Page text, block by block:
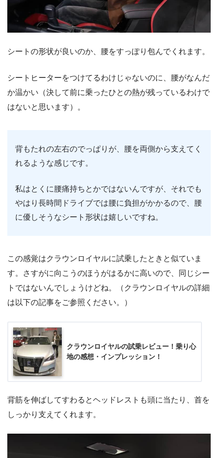
シートの形状が良いのか、腰をすっぽり包んでくれます。
シートヒーターをつけてるわけじゃないのに、腰がなんだ
か温かい（決して前に乗ったひとの熱が残っているわけで
はないと思います）。
背もたれの左右のでっぱりが、腰を両側から支えてく
れるような感じです。
私はとくに腰痛持ちとかではないんですが、それでも
やはり長時間ドライブでは腰に負担がかかるので、腰
に優しそうなシート形状は嬉しいですね。
この感覚はクラウンロイヤルに試乗したときと似ていま
す。さすがに向こうのほうがはるかに高いので、同じシー
トではないんでしょうけどね。（クラウンロイヤルの詳細
は以下の記事をご参照ください。）
クラウンロイヤルの試乗レビュー！乗り心
地の感想・インプレッション！
背筋を伸ばしてすわるとヘッドレストも頭に当たり、首を
しっかり支えてくれます。